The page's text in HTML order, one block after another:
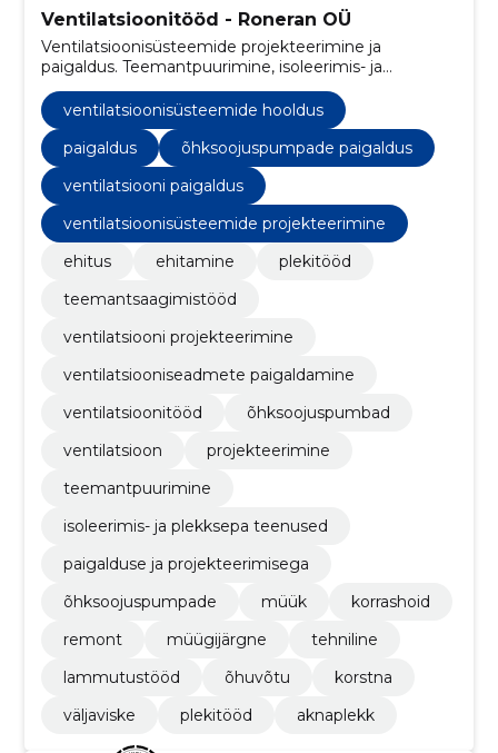
Ventilatsioonitööd - Roneran OÜ
Ventilatsioonisüsteemide projekteerimine ja
paigaldus. Teemantpuurimine, isoleerimis- ja
plekksepa teenused. Tegutseme üle Eesti.
ventilatsioonisüsteemide hooldus
paigaldus
õhksoojuspumpade paigaldus
ventilatsiooni paigaldus
ventilatsioonisüsteemide projekteerimine
ehitus
ehitamine
plekitööd
teemantsaagimistööd
ventilatsiooni projekteerimine
ventilatsiooniseadmete paigaldamine
ventilatsioonitööd
õhksoojuspumbad
ventilatsioon
projekteerimine
teemantpuurimine
isoleerimis- ja plekksepa teenused
paigalduse ja projekteerimisega
õhksoojuspumpade
müük
korrashoid
remont
müügijärgne
tehniline
lammutustööd
õhuvõtu
korstna
väljaviske
plekitööd aknaplekk